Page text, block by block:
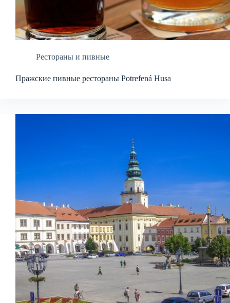
Рестораны и пивные
Пражские пивные рестораны Potrefená Husa